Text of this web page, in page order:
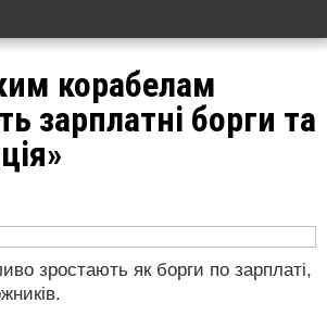
корабелам
зарплатні борги та
зростають як борги по зарплаті,